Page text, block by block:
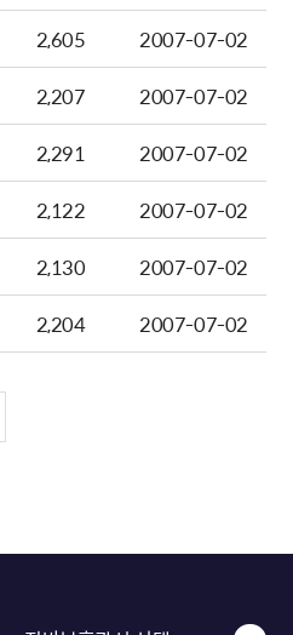
2,605
2007-07-02
2,207
2007-07-02
2,291
2007-07-02
2,122
2007-07-02
2,130
2007-07-02
2,204
2007-07-02